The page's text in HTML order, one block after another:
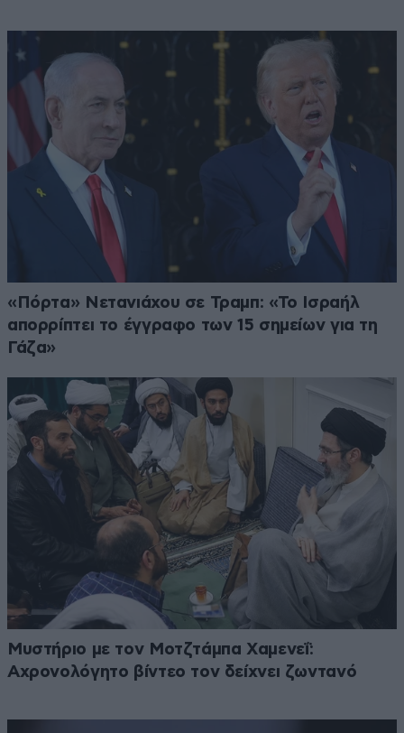
«Πόρτα» Νετανιάχου σε Τραμπ: «Το Ισραήλ
απορρίπτει το έγγραφο των 15 σημείων για τη
Γάζα»
Μυστήριο με τον Μοτζτάμπα Χαμενεΐ:
Αχρονολόγητο βίντεο τον δείχνει ζωντανό